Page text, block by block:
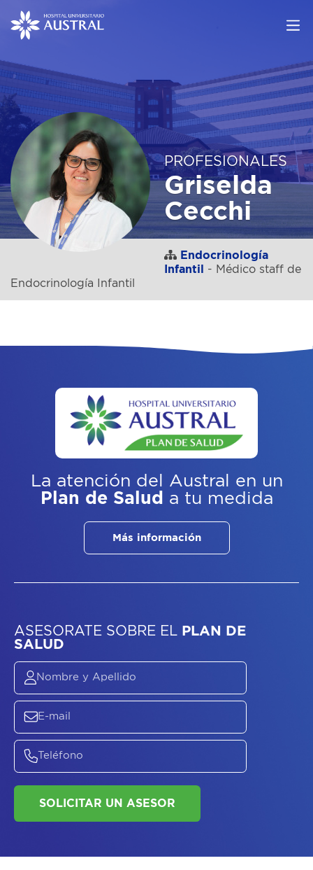
PROFESIONALES
Griselda
Cecchi
Endocrinología
Infantil
- Médico staff de
Endocrinología Infantil
La atención del Austral
en un
Plan de Salud a tu medida
Más información
ASESORATE SOBREELPLAN DE
SALUD